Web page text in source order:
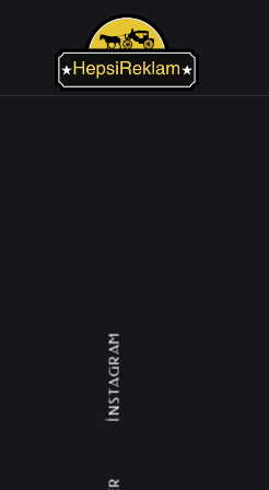
İstanbul
INSTAGRAM